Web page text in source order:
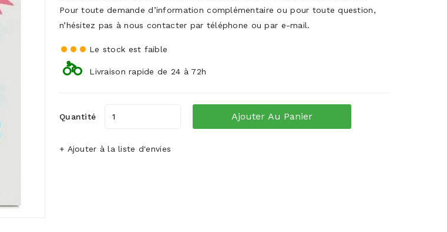
Pour toute demande d’information complémentaire ou pour toute question,
n’hésitez pas à nous contacter par téléphone ou par e-mail.
Le stock est faible
Livraison rapide de 24 à 72h
Quantité Ajouter Au Panier
+ Ajouter à la liste d'envies